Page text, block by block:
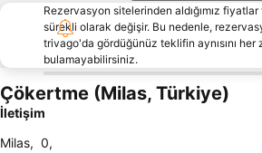
Rezervasyon sitelerinden aldığımız
sürekli olarak değişir. Bu nedenle,
trivago'da gördüğünüz teklifin aynısını her
bulamayabilirsiniz.
Çökertme (Milas, Türkiye)
İletişim
Milas, 0,